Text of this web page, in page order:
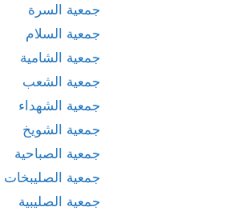
جمعية السرة
جمعية السلام
جمعية الشامية
جمعية الشعب
جمعية الشهداء
جمعية الشويخ
جمعية الصباحية
جمعية الصليبخات
جمعية الصليبية